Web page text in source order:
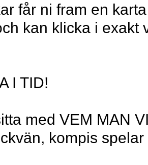
får ni fram en
kan klicka i exakt
I TID!
med VEM MAN
kompis